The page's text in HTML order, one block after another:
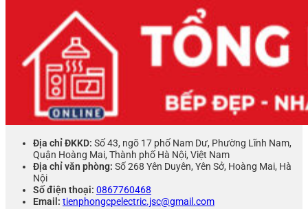
Địa chỉ ĐKKD: Số 43, ngõ 17 phố Nam Dư, Phường Lĩnh Nam,
Quận Hoàng Mai, Thành phố Hà Nội, Việt Nam
Địa chỉ văn phòng: Số 268 Yên Duyên, Yên Sở, Hoàng Mai, Hà
Nội
Số điện thoại: 0867760468
Email: tienphongcpelectric.jsc@gmail.com